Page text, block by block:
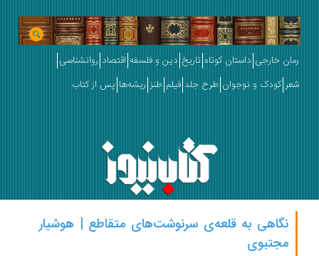
خارجی داستان کوتاه تاریخ دین و فلسفه اقتصاد روانشناسی
کودک و نوجوان طرح جلد فیلم طنز ریشه‌ها پس از کتاب
نگاهی به قلعه‌ی سرنوشت‌های متقاطع | هوشیار
مجتبوی